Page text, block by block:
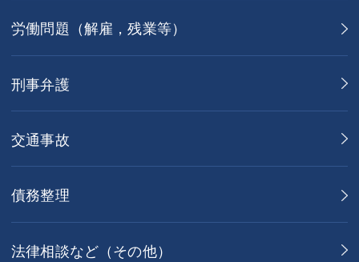
労働問題（解雇，残業等）
刑事弁護
交通事故
債務整理
法律相談など（その他）